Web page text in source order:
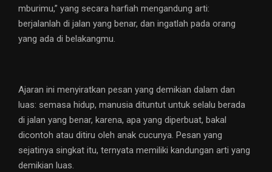
mburimu,” yang secara harfiah mengandung arti:
berjalanlah di jalan yang benar, dan ingatlah pada orang
yang ada di belakangmu.
Ajaran ini menyiratkan pesan yang demikian dalam dan
luas: semasa hidup, manusia dituntut untuk selalu berada
di jalan yang benar, karena, apa yang diperbuat, bakal
dicontoh atau ditiru oleh anak cucunya. Pesan yang
sejatinya singkat itu, ternyata memiliki kandungan arti yang
demikian luas.